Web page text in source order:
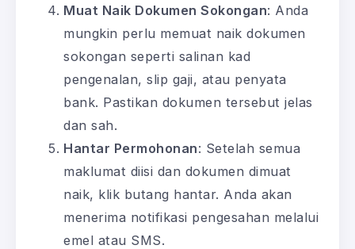
Muat Naik Dokumen Sokongan: Anda
mungkin perlu memuat naik dokumen
sokongan seperti salinan kad
pengenalan, slip gaji, atau penyata
bank. Pastikan dokumen tersebut jelas
dan sah.
Hantar Permohonan: Setelah semua
maklumat diisi dan dokumen dimuat
naik, klik butang hantar. Anda akan
menerima notifikasi pengesahan melalui
emel atau SMS.